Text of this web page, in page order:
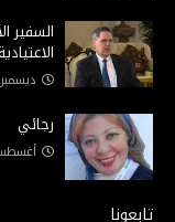
السفير
ديسمبر 03, 2020
رجائي
أغسطس 23,
تابعونا